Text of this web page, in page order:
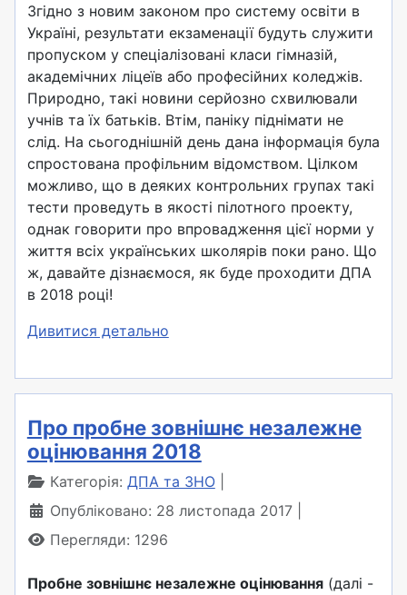
Згідно з новим законом про систему освіти в
Україні, результати екзаменації будуть служити
пропуском у спеціалізовані класи гімназій,
академічних ліцеїв або професійних коледжів.
Природно, такі новини серйозно схвилювали
учнів та їх батьків. Втім, паніку піднімати не
слід. На сьогоднішній день дана інформація була
спростована профільним відомством. Цілком
можливо, що в деяких контрольних групах такі
тести проведуть в якості пілотного проекту,
однак говорити про впровадження цієї норми у
життя всіх українських школярів поки рано. Що
ж, давайте дізнаємося, як буде проходити ДПА
в 2018 році!
Дивитися детально
Про пробне зовнішнє незалежне
оцінювання 2018
Категорія: ДПА та ЗНО
Опубліковано: 28 листопада 2017
Перегляди: 1296
Пробне зовнішнє незалежне оцінювання(далі -